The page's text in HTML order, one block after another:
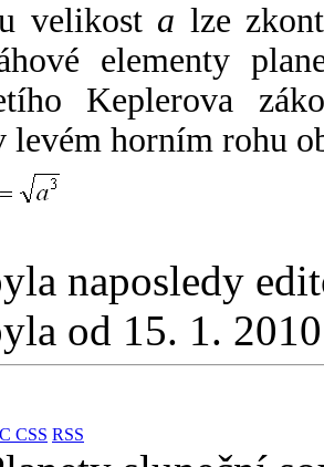
velikost a lze
elementy
Keplerova
levém horním rohu
naposledy
od 15. 1.
CSS RSS